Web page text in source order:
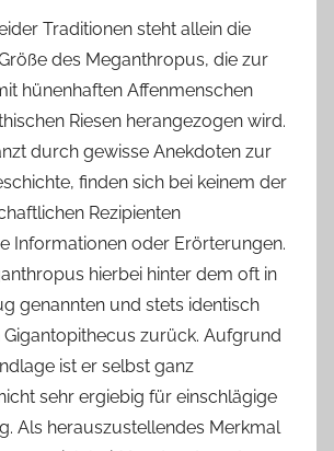
Traditionen steht allein die
des Meganthropus, die zur
hünenhaften Affenmenschen
Riesen herangezogen wird.
durch gewisse Anekdoten zur
finden sich bei keinem der
Rezipienten
Informationen oder Erörterungen.
hierbei hinter dem oft in
genannten und stets identisch
zurück. Aufgrund
ist er selbst ganz
sehr ergiebig für einschlägige
Als herauszustellendes Merkmal